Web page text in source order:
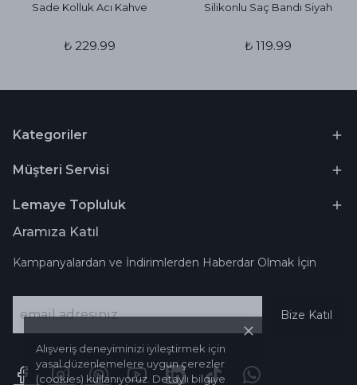
Alışveriş deneyiminizi iyileştirmek için
yasal düzenlemelere uygun çerezler
(cookies) kullanıyoruz. Detaylı bilgiye
Sade Kolluk Acı Kahve
₺ 229.99
Silikonlu Saç Bandı Siyah
₺ 119.99
Kategoriler
Müşteri Servisi
Lemaye Topluluk
Aramıza Katıl
Kampanyalardan ve İndirimlerden Haberdar Olmak İçin
Bize Katıl